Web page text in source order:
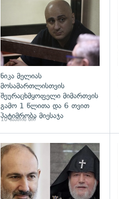
ნიკა მელიას
მოსამართლისთვის
შეურაცხმყოფელი მიმართვის
გამო 1 წლითა და 6 თვით
პატიმრობა მიესაჯა
10 საათის წინ